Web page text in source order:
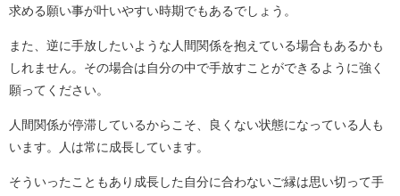
求める願い事が叶いやすい時期でもあるでしょう。
また、逆に手放したいような人間関係を抱えている場合もあるかも
しれません。その場合は自分の中で手放すことができるように強く
願ってください。
人間関係が停滞しているからこそ、良くない状態になっている人も
います。人は常に成長しています。
そういったこともあり成長した自分に合わないご縁は思い切って手